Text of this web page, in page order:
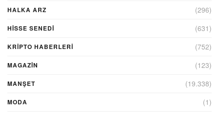
HALKA ARZ (296)
HİSSE SENEDİ (631)
KRIPTO HABERLERI (752)
MAGAZİN (123)
MANŞET (19.338)
MODA (1)